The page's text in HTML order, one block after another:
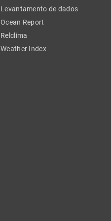
Levantamento de dados
Ocean Report
Relclima
Weather Index